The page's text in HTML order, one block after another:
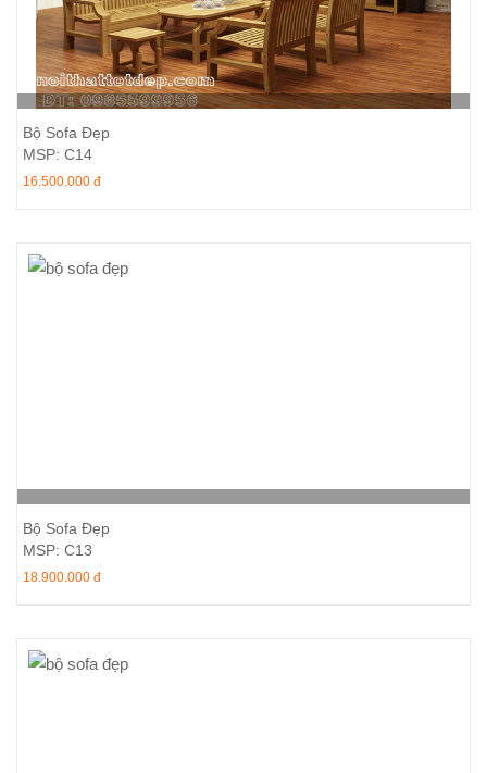
Bộ Sofa Đẹp
MSP: C14
16.500.000 đ
Bộ Sofa Đẹp
MSP: C13
18.900.000 đ